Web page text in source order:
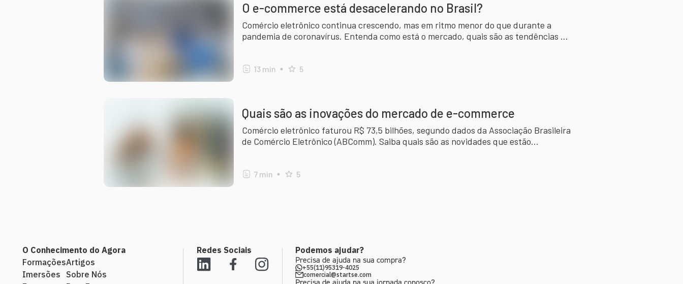
O e-commerce está desacelerando no Brasil?
Comércio eletrônico continua crescendo, mas em ritmo menor do que durante a
pandemia de coronavírus. Entenda como está o mercado, quais são as tendências e
13 min 5
Quais são as inovações do mercado de e-commerce
Comércio eletrônico faturou R$ 73,5 bilhões, segundo dados da Associação Brasileira
de Comércio Eletrônico (ABComm). Saiba quais são as novidades que estão
7 min 5
O Conhecimento do Agora
Formações
Imersões
Artigos
Sobre Nós
Redes Sociais Podemos ajudar?
Precisa de ajuda na sua compra?
+55(11)95319-4025
comercial@startse.com